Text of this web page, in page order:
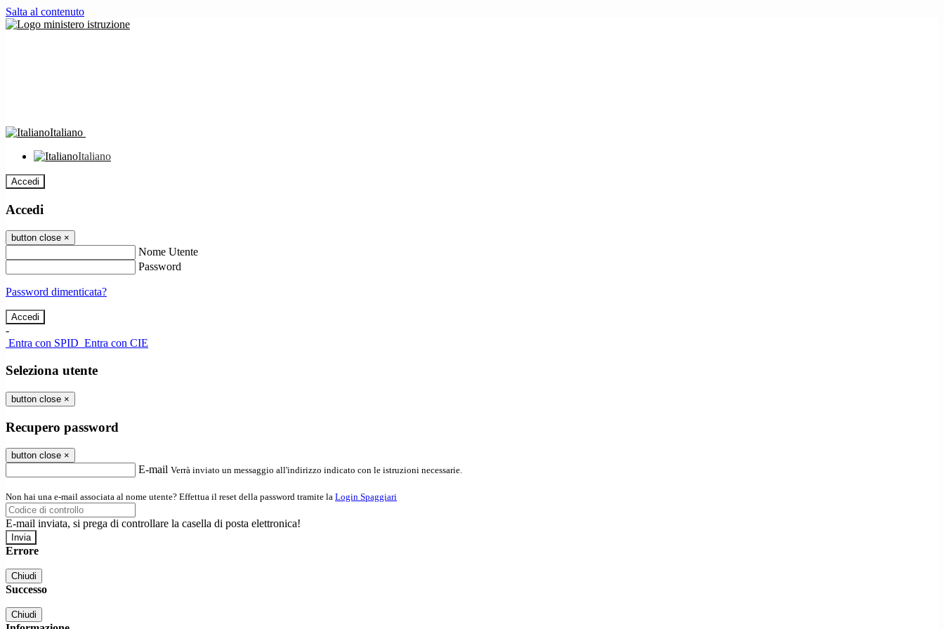
Salta al contenuto
Italiano
Italiano
Accedi
Accedi
button close ×
Nome Utente
Password
Password dimenticata?
-
Entra con SPID Entra con CIE
Seleziona utente
button close ×
Recupero password
button close ×
E-mail Verrà inviato un messaggio all'indirizzo indicato con le istruzioni necessarie.
Non hai una e-mail associata al nome utente? Effettua il reset della password tramite la Login Spaggiari
E-mail inviata, si prega di controllare la casella di posta elettronica!
Errore
Chiudi
Successo
Chiudi